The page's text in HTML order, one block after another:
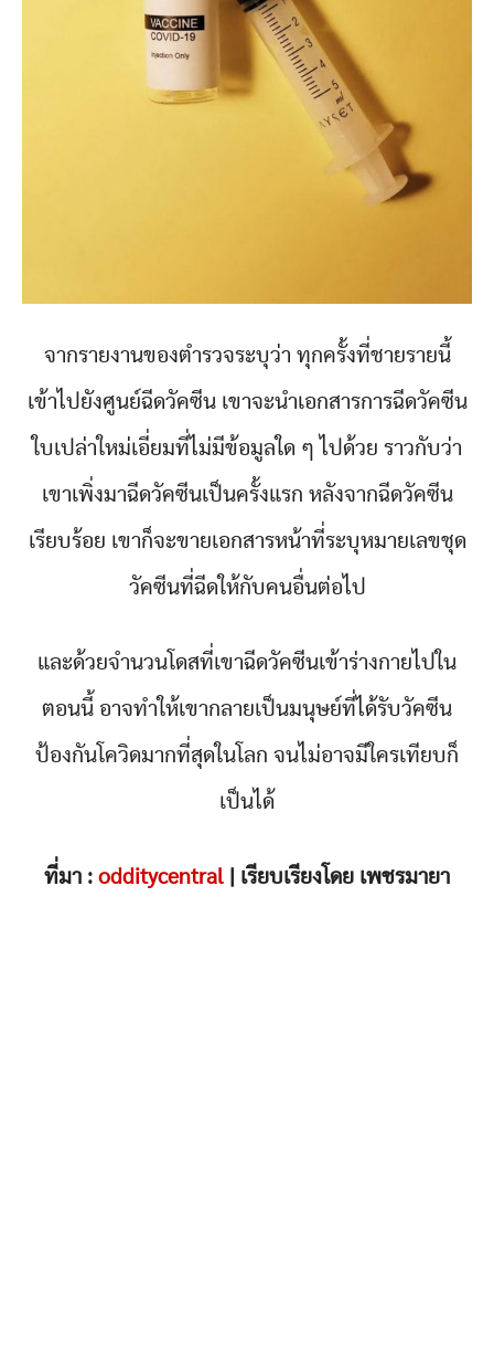
จากรายงานของตำรวจระบุว่า ทุกครั้งที่ชายรายนี้
เข้าไปยังศูนย์ฉีดวัคซีน เขาจะนำเอกสารการฉีดวัคซีน
ใบเปล่าใหม่เอี่ยมที่ไม่มีข้อมูลใด ๆ ไปด้วย ราวกับว่า
เขาเพิ่งมาฉีดวัคซีนเป็นครั้งแรก หลังจากฉีดวัคซีน
เรียบร้อย เขาก็จะขายเอกสารหน้าที่ระบุหมายเลขชุด
วัคซีนที่ฉีดให้กับคนอื่นต่อไป
และด้วยจำนวนโดสที่เขาฉีดวัคซีนเข้าร่างกายไปใน
ตอนนี้ อาจทำให้เขากลายเป็นมนุษย์ที่ได้รับวัคซีน
ป้องกันโควิดมากที่สุดในโลก จนไม่อาจมีใครเทียบก็
เป็นได้
ที่มา : odditycentral | เรียบเรียงโดย เพชรมายา